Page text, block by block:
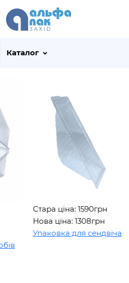
Каталог
Стара ціна: 1590грн
Нова ціна: 1308грн
Упаковка для сендвіча